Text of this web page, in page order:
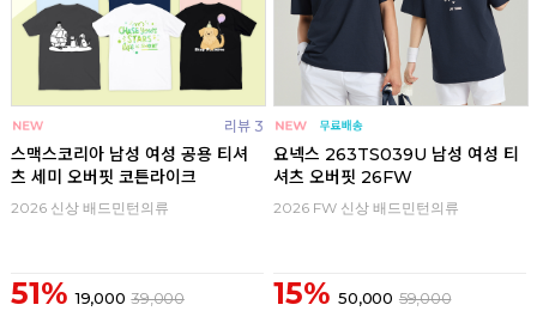
리뷰 3
스맥스코리아 남성 여성 공용 티셔
츠 세미 오버핏 코튼라이크
2026 신상 배드민턴의류
51% 19,000 39,000
요넥스 263TS039U 남성 여성 티
셔츠 오버핏 26FW
2026 FW 신상 배드민턴의류
15% 50,000 59,000